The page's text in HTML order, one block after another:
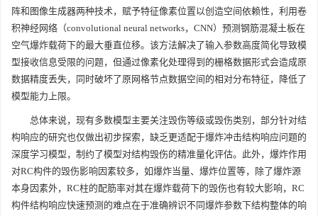
阵和图像生成器两种技术，赋予特征像素位置以创造空间依赖性，利用卷
积神经网络（convolutional neural networks，CNN）预测钢筋混凝土板在
空气爆炸载荷下的最大垂直位移。该方法解决了输入参数高度简化导致模
型接收信息受限的问题，但通过像素化处理得到的栅格数据形式会造成原
数据精度丢失，同时破坏了原网格节点数据空间的相对分布特征，降低了
模型能力上限。
总体来说，现有多数模型主要关注毁伤等级或毁伤类别，部分针对结
构响应的研究也仅做出初步探索，缺乏更适配于爆炸冲击结构响应问题的
深度学习模型，制约了模型对结构毁伤的精准量化评估。此外，爆炸作用
对RC构件的毁伤影响因素较多，如爆炸当量、爆炸位置等，除了爆炸源
本身因素外，RC柱的配筋率对其在爆炸载荷下的毁伤也有较大影响，RC
构件结构响应快速预测的难点在于准确辨识不同爆炸参数下结构整体的响